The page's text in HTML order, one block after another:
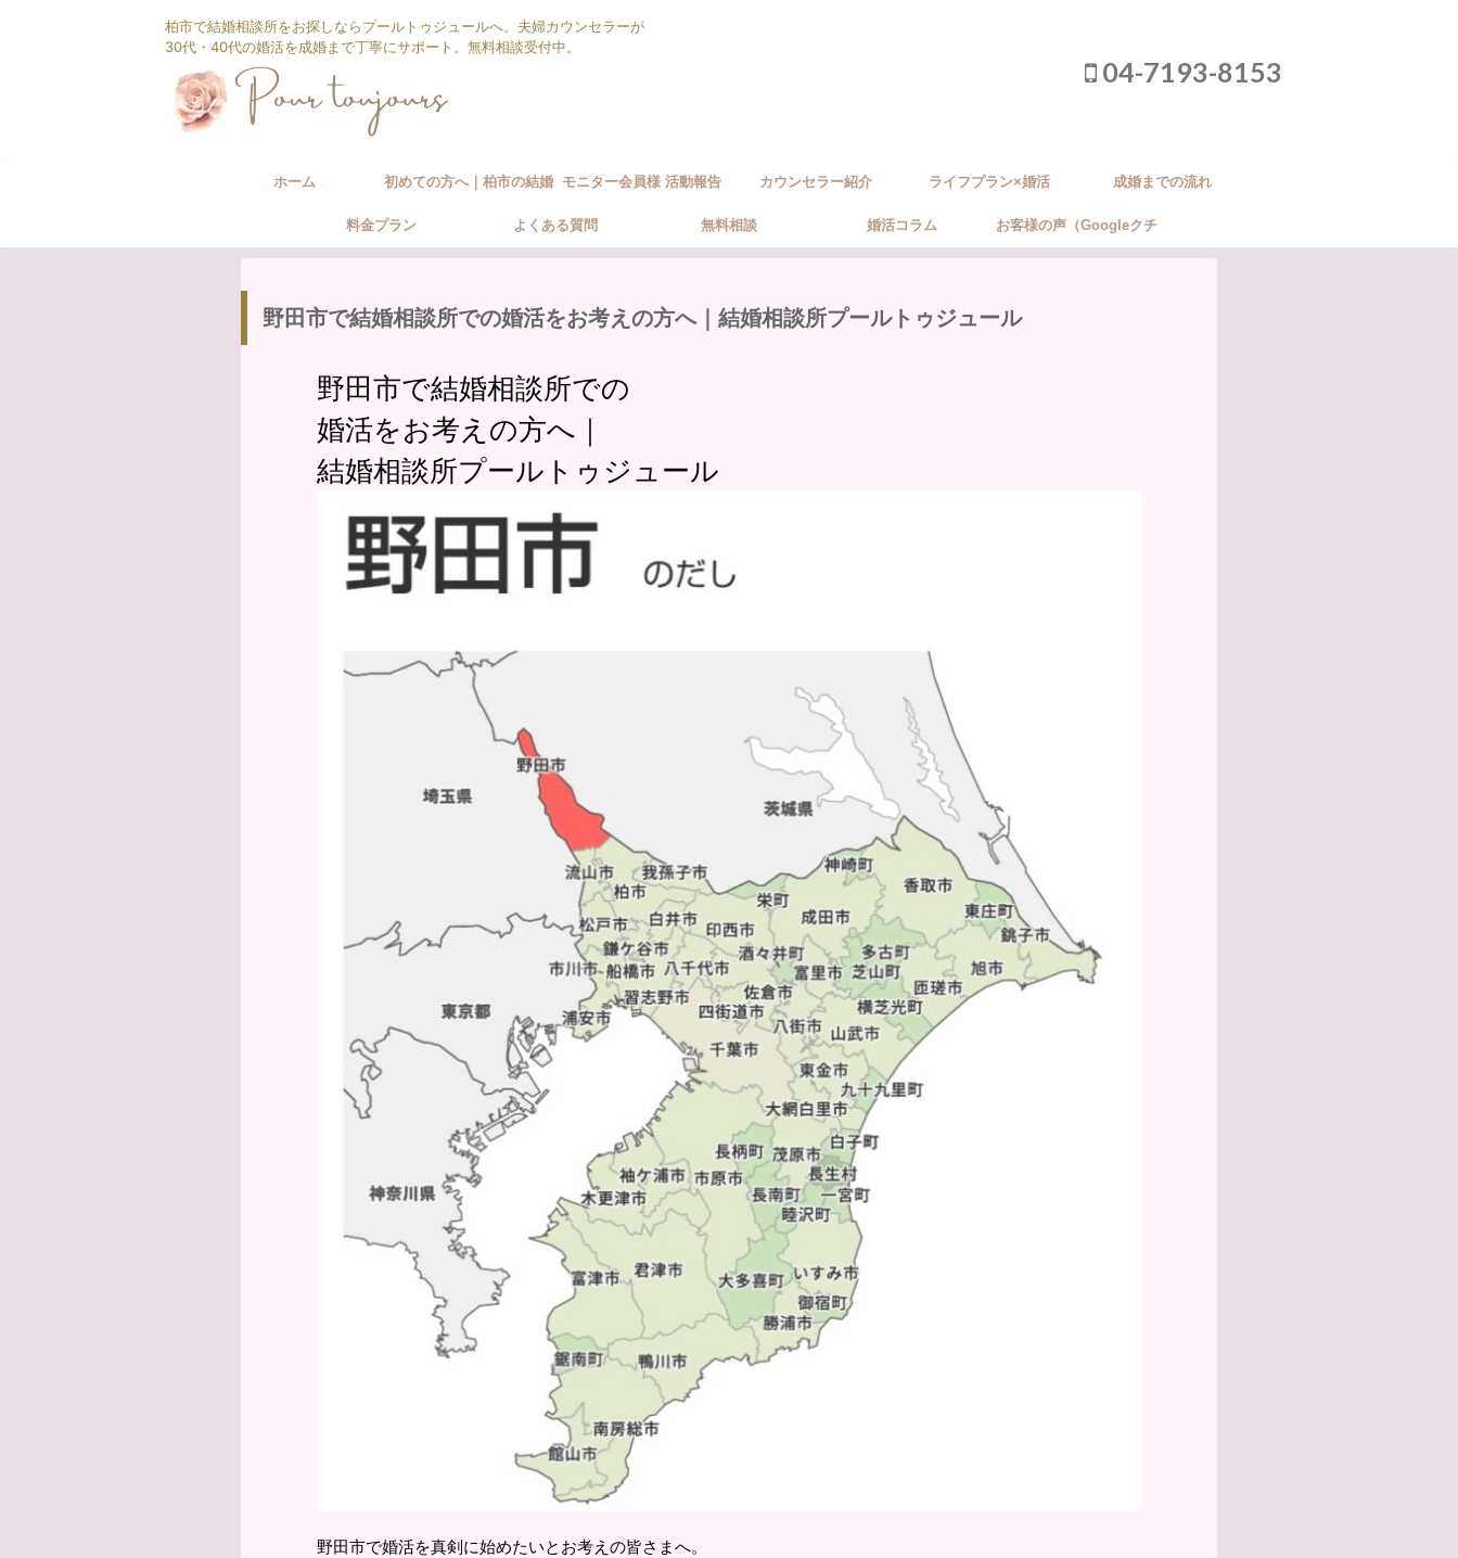
柏市で結婚相談所をお探しならプールトゥジュールへ。夫婦カウンセラーが
30代・40代の婚活を成婚まで丁寧にサポート。無料相談受付中。
04-7193-8153
ホーム 初めての方へ｜柏市の結婚
相談所の婚活サポート方針
モニター会員様 活動報告 カウンセラー紹介 ライフプラン×婚活 成婚までの流れ
料金プラン よくある質問 無料相談 婚活コラム お客様の声（Googleクチ
野田市で結婚相談所での婚活をお考えの方へ｜結婚相談所プールトゥジュール
野田市で結婚相談所での
婚活をお考えの方へ｜
結婚相談所プールトゥジュール
野田市で婚活を真剣に始めたいとお考えの皆さまへ。